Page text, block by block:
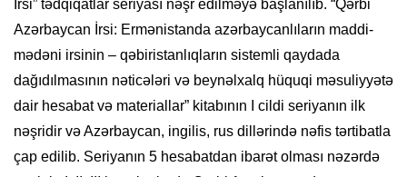
İrsi” tədqiqatlar seriyası nəşr edilməyə başlanılıb. “Qərbi
Azərbaycan İrsi: Ermənistanda azərbaycanlıların maddi-
mədəni irsinin – qəbiristanlıqların sistemli qaydada
dağıdılmasının nəticələri və beynəlxalq hüquqi məsuliyyətə
dair hesabat və materiallar” kitabının I cildi seriyanın ilk
nəşridir və Azərbaycan, ingilis, rus dillərində nəfis tərtibatla
çap edilib. Seriyanın 5 hesabatdan ibarət olması nəzərdə